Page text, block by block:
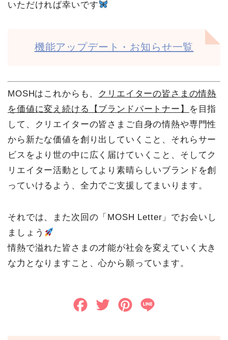
いただければ幸いです
機能アップデート・お知らせ一覧
MOSHはこれからも、 クリエイターの皆さまの情熱
を価値に変え続ける【ブランドパートナー】
を目指
して、クリエイターの皆さまご自身の情熱や専門性
から新たな価値を創り出していくこと、それらサー
ビスをより世の中に広く届けていくこと、そしてク
リエイター活動としてより素晴らしいブランドを創
っていけるよう、全力でご支援してまいります。
それでは、また次回の「MOSH Letter」でお会いし
ましょう
情熱で溢れた皆さまの才能が社会を変えていく大き
な力となりますこと、心から願っています。